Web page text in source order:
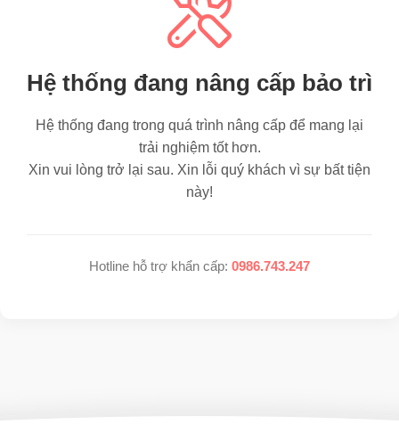
Hệ thống đang nâng cấp bảo trì
Hệ thống đang trong quá trình nâng cấp để mang lại
trải nghiệm tốt hơn.
Xin vui lòng trở lại sau. Xin lỗi quý khách vì sự bất tiện
này!
Hotline hỗ trợ khẩn cấp: 0986.743.247